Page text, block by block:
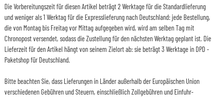
Die Vorbereitungszeit für diesen Artikel beträgt 2 Werktage für die Standardlieferung
und weniger als 1 Werktag für die Expresslieferung nach Deutschland: jede Bestellung,
die von Montag bis Freitag vor Mittag aufgegeben wird, wird am selben Tag mit
Chronopost versendet, sodass die Zustellung für den nächsten Werktag geplant ist. Die
Lieferzeit für den Artikel hängt von seinem Zielort ab: sie beträgt 3 Werktage in DPD -
Paketshop für Deutschland.
Bitte beachten Sie, dass Lieferungen in Länder außerhalb der Europäischen Union
verschiedenen Gebühren und Steuern, einschließlich Zollgebühren und Einfuhr-